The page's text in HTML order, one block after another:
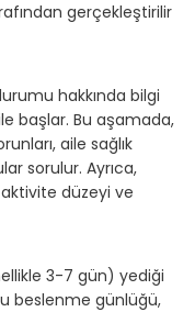
gerçekleştirilir
hakkında bilgi
başlar. Bu aşamada,
aile sağlık
sorulur. Ayrıca,
aktivite düzeyi ve
3-7 gün) yediği
beslenme günlüğü,